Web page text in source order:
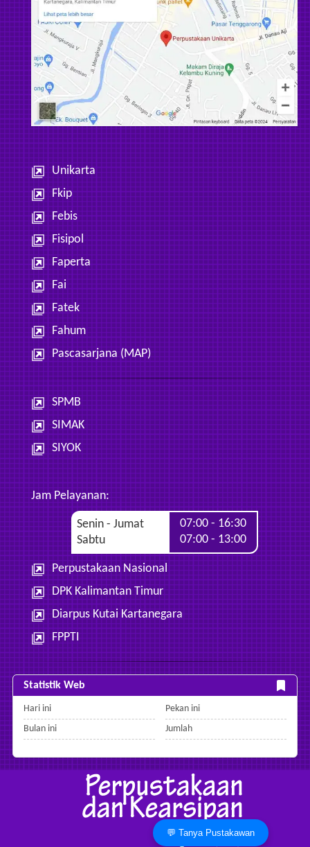
Unikarta
Fkip
Febis
Fisipol
Faperta
Fai
Fatek
Fahum
Pascasarjana (MAP)
SPMB
SIMAK
SIYOK
Jam Pelayanan:
Senin - Jumat
Sabtu
07:00 - 16:30
07:00 - 13:00
Perpustakaan Nasional
DPK Kalimantan Timur
Diarpus Kutai Kartanegara
FPPTI
Statistik Web
Hari ini
Pekan ini
Bulan ini
Jumlah
💬 Tanya Pustakawan